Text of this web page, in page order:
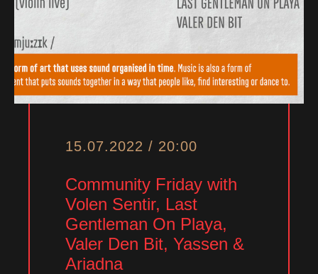
15.07.2022 / 20:00
Community Friday with
Volen Sentir, Last
Gentleman On Playa,
Valer Den Bit, Yassen &
Ariadna